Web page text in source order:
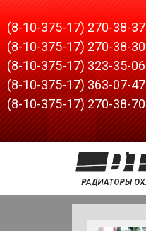
(8-10-375-17) 270-38-37
(8-10-375-17) 270-38-30
(8-10-375-17) 323-35-06
(8-10-375-17) 363-07-47
(8-10-375-17) 270-38-70